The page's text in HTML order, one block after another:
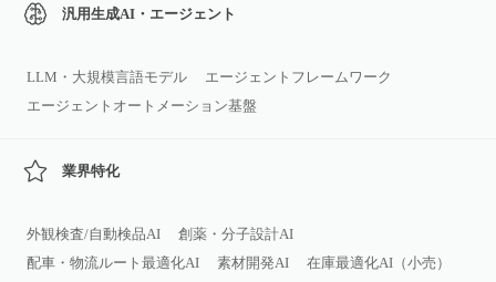
汎用生成AI・エージェント
LLM・大規模言語モデル
エージェントフレームワーク
エージェントオートメーション基盤
業界特化
外観検査/自動検品AI
創薬・分子設計AI
配車・物流ルート最適化AI
素材開発AI
在庫最適化AI（小売）